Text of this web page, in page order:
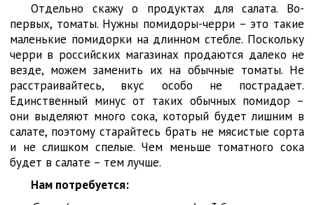
Отдельно скажу о продуктах для салата. Во-
первых, томаты. Нужны помидоры-черри – это такие
маленькие помидорки на длинном стебле. Поскольку
черри в российских магазинах продаются далеко не
везде, можем заменить их на обычные томаты. Не
расстраивайтесь, вкус особо не пострадает.
Единственный минус от таких обычных помидор –
они выделяют много сока, который будет лишним в
салате, поэтому старайтесь брать не мясистые сорта
и не слишком спелые. Чем меньше томатного сока
будет в салате – тем лучше.
Нам потребуется: